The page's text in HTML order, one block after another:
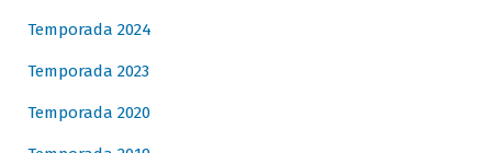
Temporada 2024
Temporada 2023
Temporada 2020